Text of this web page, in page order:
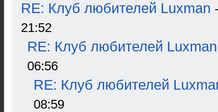
RE: Клуб любителей Luxman
21:52
RE: Клуб любителей Luxman
06:56
RE: Клуб любителей
08:59